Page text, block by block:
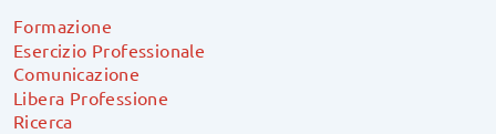
Formazione
Esercizio Professionale
Comunicazione
Libera Professione
Ricerca